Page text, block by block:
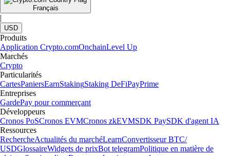
Français
|
USD
Produits
Application Crypto.comOnchainLevel Up
Marchés
Crypto
Particularités
CartesPaniersEarnStakingStaking DeFiPayPrime
Entreprises
GardePay pour commerçant
Développeurs
Cronos PoSCronos EVMCronos zkEVMSDK PaySDK d'agent IA
Ressources
RechercheActualités du marchéLearnConvertisseur BTC/
USDGlossaireWidgets de prixBot telegramPolitique en matière de